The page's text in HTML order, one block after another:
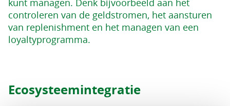
kunt managen. Denk bijvoorbeeld aan het
controleren van de geldstromen, het aansturen
van replenishment en het managen van een
loyaltyprogramma.
Ecosysteemintegratie